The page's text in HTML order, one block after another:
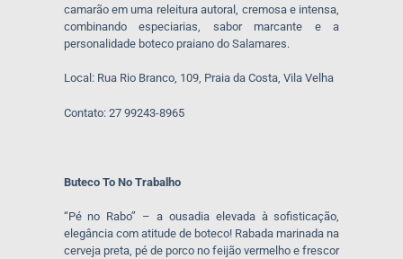
camarão em uma releitura autoral, cremosa e intensa,
combinando especiarias, sabor marcante e a
personalidade boteco praiano do Salamares.
Local: Rua Rio Branco, 109, Praia da Costa, Vila Velha
Contato: 27 99243-8965
Buteco To No Trabalho
“Pé no Rabo” – a ousadia elevada à sofisticação,
elegância com atitude de boteco! Rabada marinada na
cerveja preta, pé de porco no feijão vermelho e frescor